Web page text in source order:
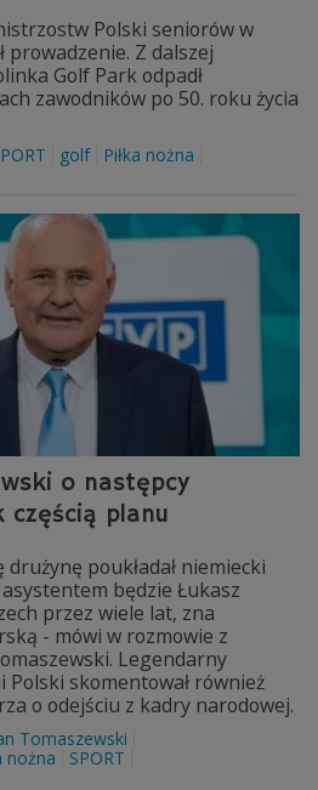
Polski seniorów w
prowadzenie. Z dalszej
Golf Park odpadł
zawodników po 50. roku życia
golf
Piłka nożna
o następcy
częścią planu
poukładał niemiecki
będzie Łukasz
przez wiele lat, zna
- mówi w rozmowie z
Legendarny
skomentował również
o odejściu z kadry narodowej.
Tomaszewski
nożna
SPORT